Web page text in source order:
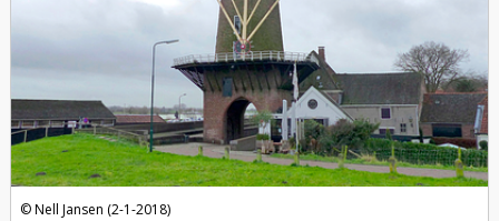
Nell Jansen (2-1-2018)